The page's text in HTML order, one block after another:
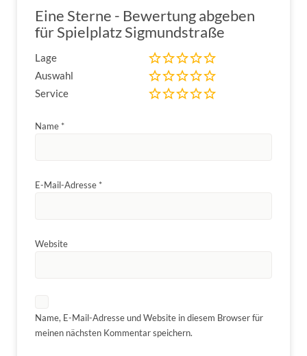
Eine Sterne - Bewertung abgeben
für Spielplatz Sigmundstraße
Lage
Auswahl
Service
Name *
E-Mail-Adresse *
Website
Name, E-Mail-Adresse und Website in diesem Browser für
meinen nächsten Kommentar speichern.